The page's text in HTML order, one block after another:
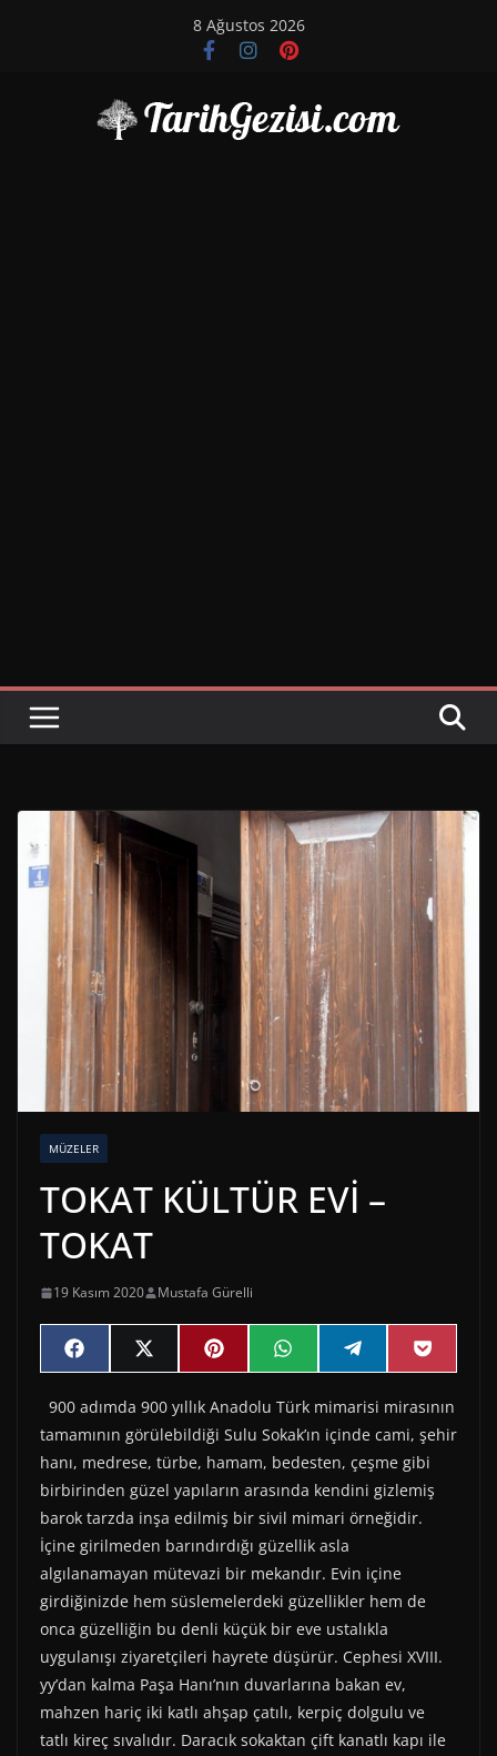
8 Ağustos 2026
MÜZELER
TOKAT KÜLTÜR EVİ –
TOKAT
19 Kasım 2020 Mustafa Gürelli
Share
on
F
a
e
b
o
o
k
Share
on
X
(
w
i
t
t
e
r
)
Share
on
P
i
t
e
r
e
s
t
Share
on
W
h
t
s
A
p
p
Share
on
e
e
g
r
a
m
Share
on
P
o
k
e
t
900 adımda 900 yıllık Anadolu Türk mimarisi mirasının
tamamının görülebildiği Sulu Sokak’ın içinde cami, şehir
hanı, medrese, türbe, hamam, bedesten, çeşme gibi
birbirinden güzel yapıların arasında kendini gizlemiş
barok tarzda inşa edilmiş bir sivil mimari örneğidir.
İçine girilmeden barındırdığı güzellik asla
algılanamayan mütevazi bir mekandır. Evin içine
girdiğinizde hem süslemelerdeki güzellikler hem de
onca güzelliğin bu denli küçük bir eve ustalıkla
uygulanışı ziyaretçileri hayrete düşürür. Cephesi XVIII.
yy’dan kalma Paşa Hanı’nın duvarlarına bakan ev,
mahzen hariç iki katlı ahşap çatılı, kerpiç dolgulu ve
tatlı kireç sıvalıdır. Daracık sokaktan çift kanatlı kapı ile